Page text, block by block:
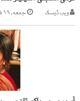
ویب ڈیسک جمعه, ۱۹ فروری ۲۰۲۱